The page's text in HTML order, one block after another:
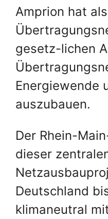
Amprion hat
gesetz-lichen
Energiewende
auszubauen.
Der Rhein-
dieser
Deutschland
klimaneutral